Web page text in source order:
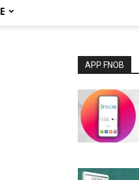
APP FNOB